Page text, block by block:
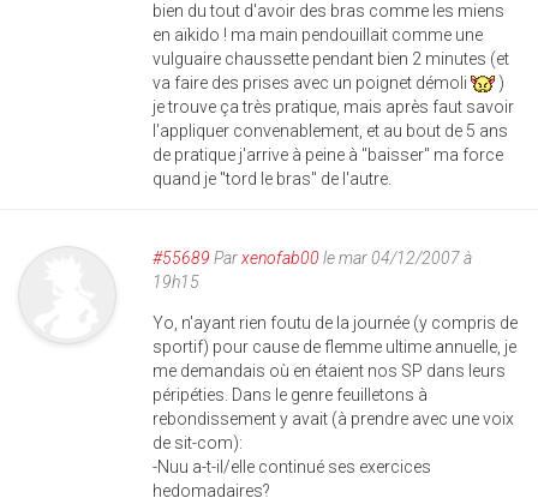
bien du tout d'avoir des bras comme les miens
en aïkido ! ma main pendouillait comme une
vulguaire chaussette pendant bien 2 minutes (et
va faire des prises avec un poignet démoli
)
je trouve ça très pratique, mais après faut savoir
l'appliquer convenablement, et au bout de 5 ans
de pratique j'arrive à peine à "baisser" ma force
quand je "tord le bras" de l'autre.
#55689 Parxenofab00 le mar 04/12/2007 à
19h15
Yo, n'ayant rien foutu de la journée (y compris de
sportif) pour cause de flemme ultime annuelle, je
me demandais où en étaient nos SP dans leurs
péripéties. Dans le genre feuilletons à
rebondissement y avait (à prendre avec une voix
de sit-com):
-Nuu a-t-il/elle continué ses exercices
hedomadaires?